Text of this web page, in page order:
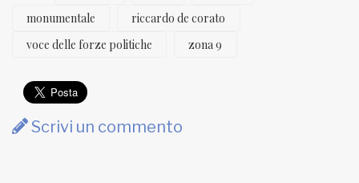
monumentale
riccardo de corato
voce delle forze politiche
zona 9
Scrivi un commento